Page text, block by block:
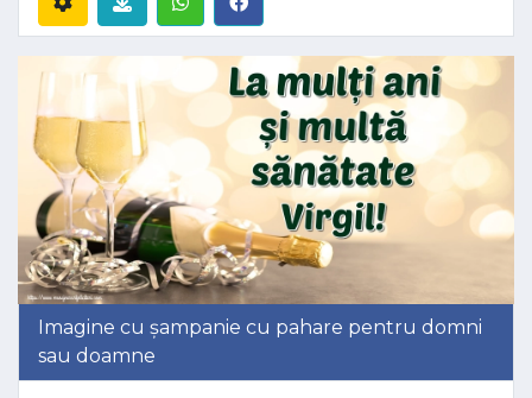
Imagine cu șampanie cu pahare pentru domni
sau doamne